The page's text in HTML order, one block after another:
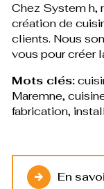
Chez System h,
création de
clients. Nous
vous pour créer
Mots clés:
Maremne,
fabrication,
En